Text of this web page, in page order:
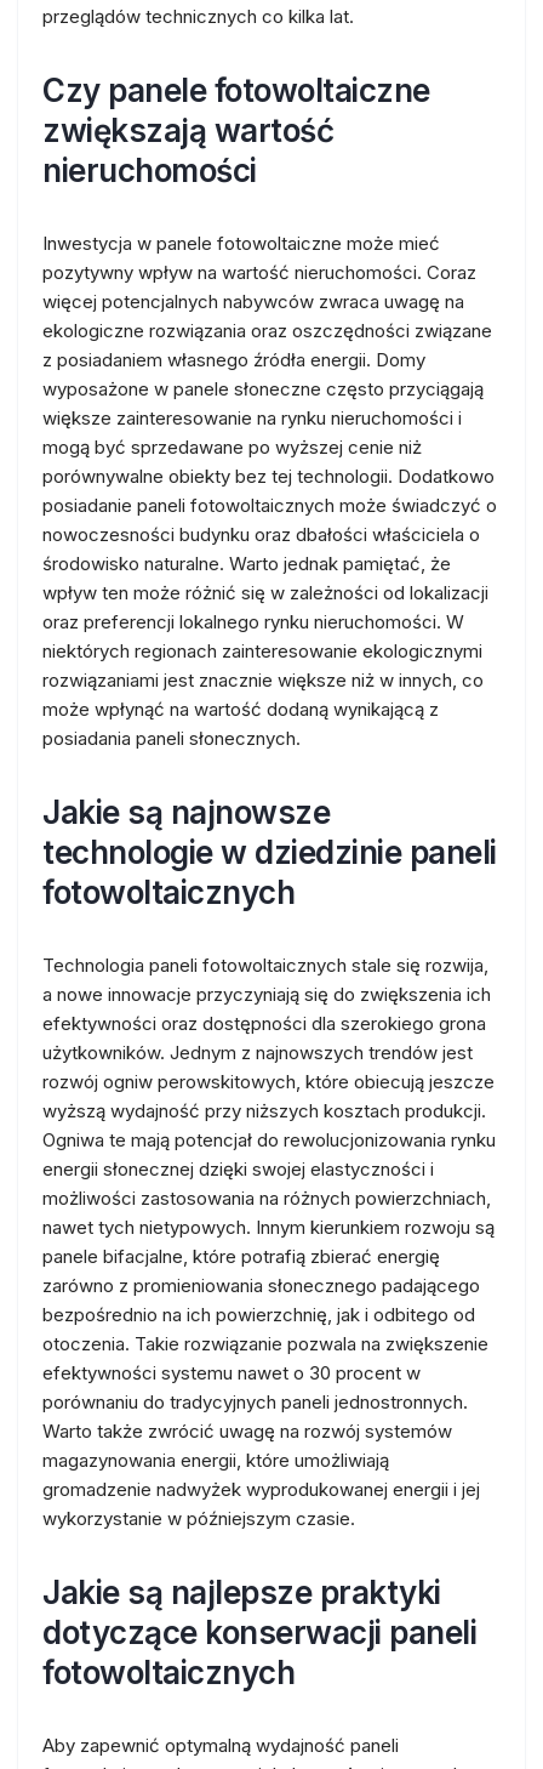
przeglądów technicznych co kilka lat.
Czy panele fotowoltaiczne
zwiększają wartość
nieruchomości
Inwestycja w panele fotowoltaiczne może mieć
pozytywny wpływ na wartość nieruchomości. Coraz
więcej potencjalnych nabywców zwraca uwagę na
ekologiczne rozwiązania oraz oszczędności związane
z posiadaniem własnego źródła energii. Domy
wyposażone w panele słoneczne często przyciągają
większe zainteresowanie na rynku nieruchomości i
mogą być sprzedawane po wyższej cenie niż
porównywalne obiekty bez tej technologii. Dodatkowo
posiadanie paneli fotowoltaicznych może świadczyć o
nowoczesności budynku oraz dbałości właściciela o
środowisko naturalne. Warto jednak pamiętać, że
wpływ ten może różnić się w zależności od lokalizacji
oraz preferencji lokalnego rynku nieruchomości. W
niektórych regionach zainteresowanie ekologicznymi
rozwiązaniami jest znacznie większe niż w innych, co
może wpłynąć na wartość dodaną wynikającą z
posiadania paneli słonecznych.
Jakie są najnowsze
technologie w dziedzinie paneli
fotowoltaicznych
Technologia paneli fotowoltaicznych stale się rozwija,
a nowe innowacje przyczyniają się do zwiększenia ich
efektywności oraz dostępności dla szerokiego grona
użytkowników. Jednym z najnowszych trendów jest
rozwój ogniw perowskitowych, które obiecują jeszcze
wyższą wydajność przy niższych kosztach produkcji.
Ogniwa te mają potencjał do rewolucjonizowania rynku
energii słonecznej dzięki swojej elastyczności i
możliwości zastosowania na różnych powierzchniach,
nawet tych nietypowych. Innym kierunkiem rozwoju są
panele bifacjalne, które potrafią zbierać energię
zarówno z promieniowania słonecznego padającego
bezpośrednio na ich powierzchnię, jak i odbitego od
otoczenia. Takie rozwiązanie pozwala na zwiększenie
efektywności systemu nawet o 30 procent w
porównaniu do tradycyjnych paneli jednostronnych.
Warto także zwrócić uwagę na rozwój systemów
magazynowania energii, które umożliwiają
gromadzenie nadwyżek wyprodukowanej energii i jej
wykorzystanie w późniejszym czasie.
Jakie są najlepsze praktyki
dotyczące konserwacji paneli
fotowoltaicznych
Aby zapewnić optymalną wydajność paneli